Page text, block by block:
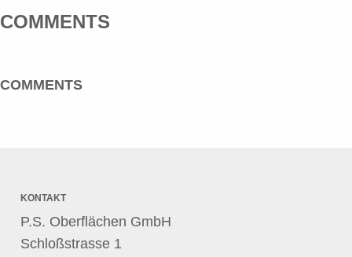
COMMENTS
COMMENTS
KONTAKT
P.S. Oberflächen GmbH
Schloßstrasse 1